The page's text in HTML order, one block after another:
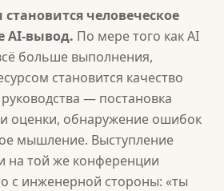
человеческое
AI-вывод. По мере того как AI
больше выполнения,
становится качество
— постановка
оценки, обнаружение ошибок
мышление. Выступление
на той же конференции
с инженерной стороны: «ты